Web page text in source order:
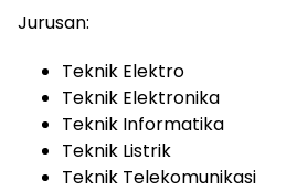
Jurusan:
Teknik Elektro
Teknik Elektronika
Teknik Informatika
Teknik Listrik
Teknik Telekomunikasi